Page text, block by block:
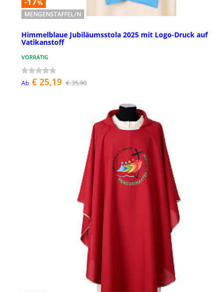
%
MENGENSTAFFEL/N
Himmelblaue Jubiläumsstola 2025 mit Logo-Druck auf
Vatikanstoff
VORRÄTIG
Ab € 25,19 € 35,90